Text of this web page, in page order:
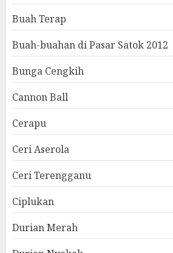
Buah Terap
Buah-buahan di Pasar Satok 2012
Bunga Cengkih
Cannon Ball
Cerapu
Ceri Aserola
Ceri Terengganu
Ciplukan
Durian Merah